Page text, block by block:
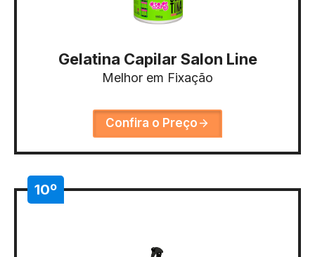
Gelatina Capilar Salon Line
Melhor em Fixação
Confira o Preço
10º